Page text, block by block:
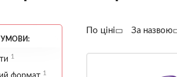
УМОВИ:
1
1
По ціні За назвою